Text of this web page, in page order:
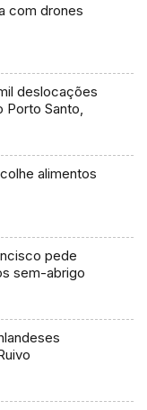
com drones
deslocações
Porto Santo,
alimentos
pede
sem-abrigo